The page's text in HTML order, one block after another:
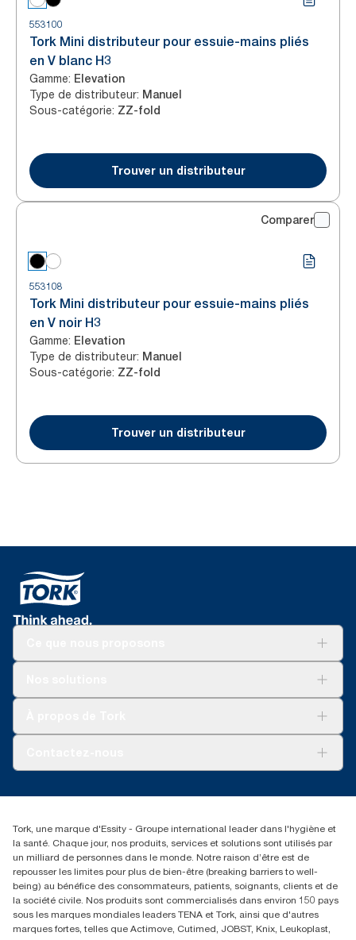
553100
Tork Mini distributeur pour essuie-mains pliés
en V blanc H3
Gamme: Elevation
Type de distributeur: Manuel
Sous-catégorie: ZZ-fold
Trouver un distributeur
Comparer
553108
Tork Mini distributeur pour essuie-mains pliés
en V noir H3
Gamme: Elevation
Type de distributeur: Manuel
Sous-catégorie: ZZ-fold
Trouver un distributeur
Réclamation pour distributeurs
02 766 05 30
Essity Belgium NV
Berkenlaan 8B
1831 MACHELEN
Tork, une marque d'Essity - Groupe international leader dans l'hygiène et
la santé. Chaque jour, nos produits, services et solutions sont utilisés par
un milliard de personnes dans le monde. Notre raison d’être est de
repousser les limites pour plus de bien-être (breaking barriers to well-
being) au bénéfice des consommateurs, patients, soignants, clients et de
la société civile. Nos produits sont commercialisés dans environ 150 pays
sous les marques mondiales leaders TENA et Tork, ainsi que d'autres
marques fortes, telles que Actimove, Cutimed, JOBST, Knix, Leukoplast,